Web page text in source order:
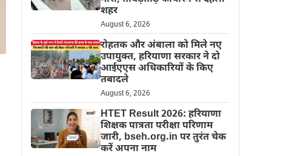
शहर
August 6, 2026
रोहतक और अंबाला को मिले नए
उपायुक्त, हरियाणा सरकार ने दो
आईएएस अधिकारियों के किए
तबादले
August 6, 2026
HTET Result 2026: हरियाणा
शिक्षक पात्रता परीक्षा परिणाम
जारी, bseh.org.in पर तुरंत चेक
करें अपना नाम